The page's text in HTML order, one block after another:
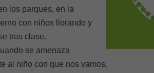
los parques, en la
con niños llorando y
tras clase.
se amenaza
al niño con que nos vamos.